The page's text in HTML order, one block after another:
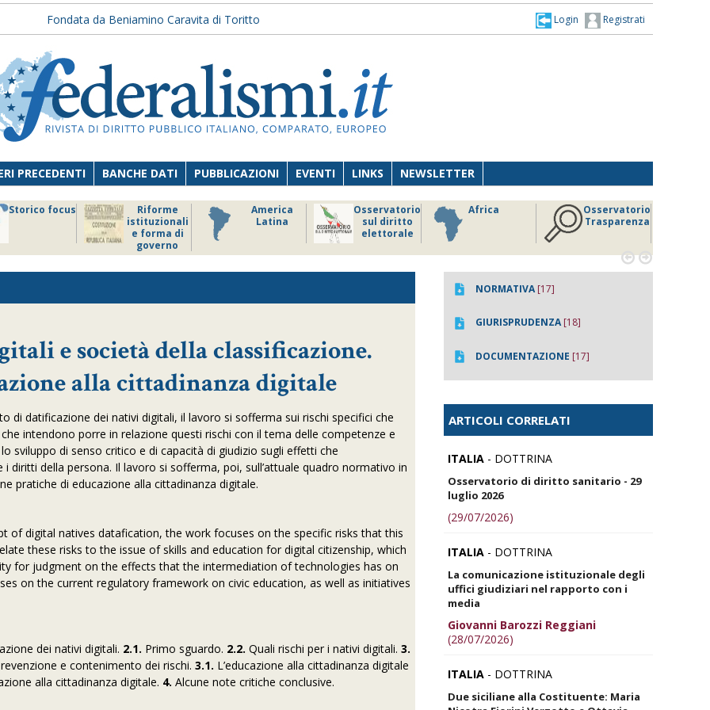
Fondata da Beniamino Caravita di Toritto Registrati
Login
PRECEDENTI BANCHE DATI PUBBLICAZIONI EVENTI LINKS NEWSLETTER
Storico focus
Riforme
istituzionali
e forma di
governo
America
Latina
Osservatorio
sul diritto
elettorale
Africa
Osservatorio
Trasparenza
 
e società della classificazione.
alla cittadinanza digitale
di datificazione dei nativi digitali, il lavoro si sofferma sui rischi specifici che
intendono porre in relazione questi rischi con il tema delle competenze e
sviluppo di senso critico e di capacità di giudizio sugli effetti che
diritti della persona. Il lavoro si sofferma, poi, sull’attuale quadro normativo in
pratiche di educazione alla cittadinanza digitale.
of digital natives datafication, the work focuses on the specific risks that this
these risks to the issue of skills and education for digital citizenship, which
for judgment on the effects that the intermediation of technologies has on
on the current regulatory framework on civic education, as well as initiatives
dei nativi digitali. 2.1. Primo sguardo. 2.2. Quali rischi per i nativi digitali.3.
e contenimento dei rischi.3.1. L’educazione alla cittadinanza digitale
alla cittadinanza digitale. 4. Alcune note critiche conclusive.
NORMATIVA[17]
GIURISPRUDENZA[18]
DOCUMENTAZIONE [17]
ARTICOLI CORRELATI
ITALIA - DOTTRINA
Osservatorio di diritto sanitario - 29
luglio 2026
(29/07/2026)
ITALIA - DOTTRINA
La comunicazione istituzionale degli
uffici giudiziari nel rapporto con i
media
Giovanni Barozzi Reggiani
(28/07/2026)
ITALIA - DOTTRINA
Due siciliane alla Costituente: Maria